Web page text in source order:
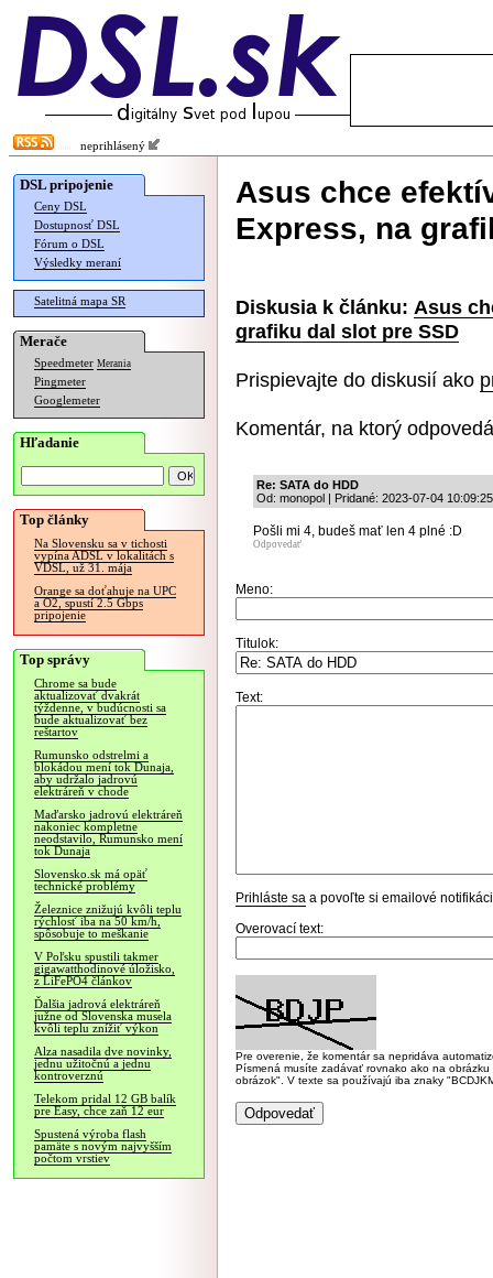
neprihlásený
DSL pripojenie
Ceny DSL
Dostupnosť DSL
Fórum o DSL
Výsledky meraní
Satelitná mapa SR
Merače
Speedmeter Merania
Pingmeter
Googlemeter
Hľadanie
Top články
Na Slovensku sa v tichosti
vypína ADSL v lokalitách s
VDSL, už 31. mája
Orange sa doťahuje na UPC
a O2, spustí 2.5 Gbps
pripojenie
Top správy
Chrome sa bude
aktualizovať dvakrát
týždenne, v budúcnosti sa
bude aktualizovať bez
reštartov
Rumunsko odstrelmi a
blokádou mení tok Dunaja,
aby udržalo jadrovú
elektráreň v chode
Maďarsko jadrovú elektráreň
nakoniec kompletne
neodstavilo, Rumunsko mení
tok Dunaja
Slovensko.sk má opäť
technické problémy
Železnice znižujú kvôli teplu
rýchlosť iba na 50 km/h,
spôsobuje to meškanie
V Poľsku spustili takmer
gigawatthodinové úložisko,
z LiFePO4 článkov
Ďalšia jadrová elektráreň
južne od Slovenska musela
kvôli teplu znížiť výkon
Alza nasadila dve novinky,
jednu užitočnú a jednu
kontroverznú
Telekom pridal 12 GB balík
pre Easy, chce zaň 12 eur
Spustená výroba flash
pamäte s novým najvyšším
počtom vrstiev
Asus chce
Express, na
Diskusia k článku: Asus
grafiku dal slot pre SSD
Prispievajte do diskusií ako
Komentár, na ktorý
Re: SATA do HDD
Od: monopol | Pridané: 2023-07-04 10:09:25
Pošli mi 4, budeš mať len 4 plné :D
Odpovedať
Meno:
Titulok:
Text:
Prihláste sa a povoľte si emailové
Overovací text:
Pre overenie, že komentár sa nepridáva
Písmená musíte zadávať rovnako ako na
obrázok". V texte sa používajú iba znaky